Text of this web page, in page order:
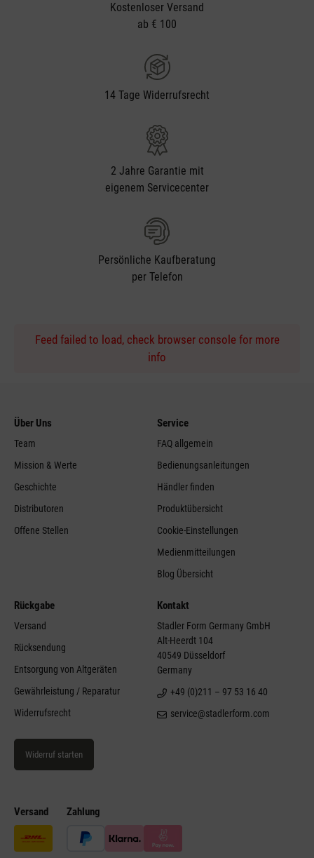
Kostenloser Versand
ab € 100
14 Tage Widerrufsrecht
2 Jahre Garantie mit
eigenem Servicecenter
Persönliche Kaufberatung
per Telefon
Feed failed to load, check browser console for more
info
Versand Zahlung
Über Uns
Team
Mission & Werte
Geschichte
Distributoren
Offene Stellen
Service
FAQ allgemein
Bedienungsanleitungen
Händler finden
Produktübersicht
Cookie-Einstellungen
Medienmitteilungen
Blog Übersicht
Rückgabe
Versand
Rücksendung
Entsorgung von Altgeräten
Gewährleistung / Reparatur
Widerrufsrecht
Widerruf starten
Kontakt
Stadler Form Germany GmbH
Alt-Heerdt 104
40549 Düsseldorf
Germany
+49 (0)211 – 97 53 16 40
service@stadlerform.com